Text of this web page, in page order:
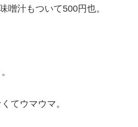
噌汁もついて500円也。
てウマウマ。